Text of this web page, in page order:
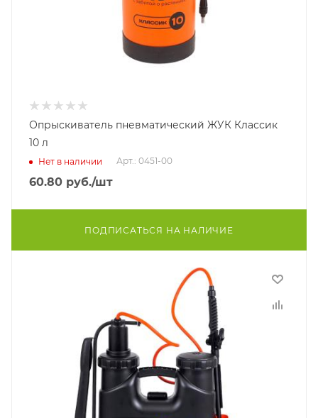
Опрыскиватель пневматический ЖУК Классик
10 л
Нет в наличии Арт.: 0451-00
60.80 руб./шт
ПОДПИСАТЬСЯ НА НАЛИЧИЕ